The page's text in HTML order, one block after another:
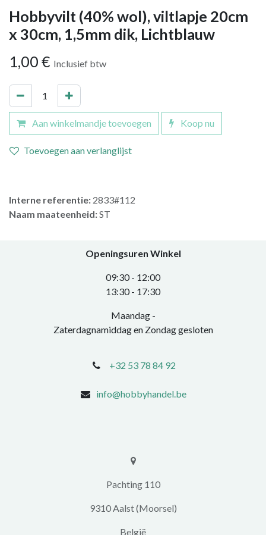
Hobbyvilt (40% wol), viltlapje 20cm
x 30cm, 1,5mm dik, Lichtblauw
1,00 € Inclusief btw
Aan winkelmandje toevoegen Koop nu
Toevoegen aan verlanglijst
Interne referentie: 2833#112
Naam maateenheid:ST
Openingsuren Winkel
0​9:30 - 12:00
​13:30 - 17:30​
Maandag -
Zaterdagnamiddag en Zondag gesloten
+32 53 78 84 92
info@hobbyhandel.be
​​Pachting 110
9310 Aalst (Moorsel)
​België